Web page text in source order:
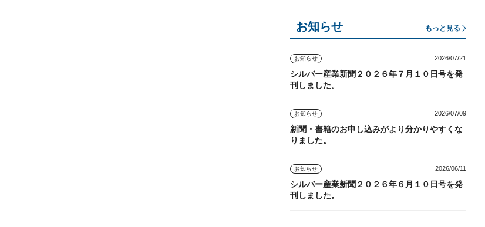
お知らせ もっと見る
お知らせ 2026/07/21
シルバー産業新聞２０２６年７月１０日号を発
刊しました。
お知らせ 2026/07/09
新聞・書籍のお申し込みがより分かりやすくな
りました。
お知らせ 2026/06/11
シルバー産業新聞２０２６年６月１０日号を発
刊しました。